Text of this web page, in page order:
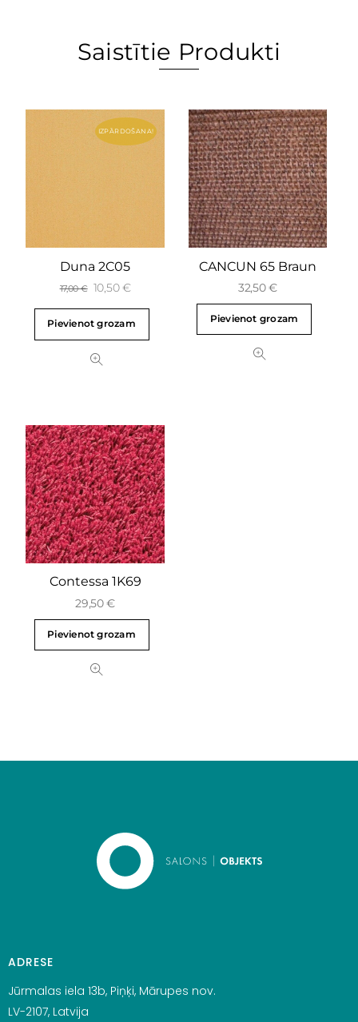
Saistītie Produkti
IZPĀRDOŠANA!
Duna 2C05
17,00€ 10,50€
Pievienot grozam
CANCUN 65 Braun
32,50€
Pievienot grozam
Contessa 1K69
29,50€
Pievienot grozam
ADRESE
Jūrmalas iela 13b, Piņķi, Mārupes nov.
LV-2107, Latvija